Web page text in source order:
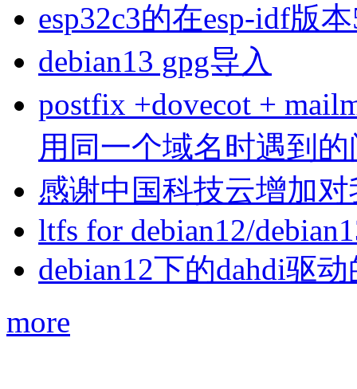
esp32c3的在esp-idf版
debian13 gpg导入
postfix +dovecot +
用同一个域名时遇到
感谢中国科技云增加
ltfs for debian12/
debian12下的dahdi驱动
more